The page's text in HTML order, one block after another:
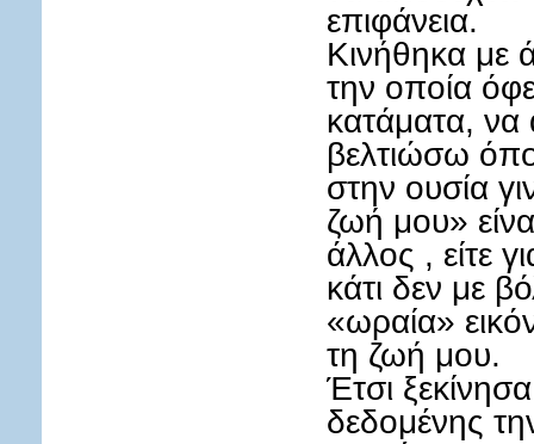
επιφάνεια.
Κινήθηκα με
την οποία
κατάματα, να
βελτιώσω
στην ουσία
ζωή μου»
άλλος , είτε
κάτι δεν με
«ωραία»
τη ζωή μου.
Έτσι
δεδομένης